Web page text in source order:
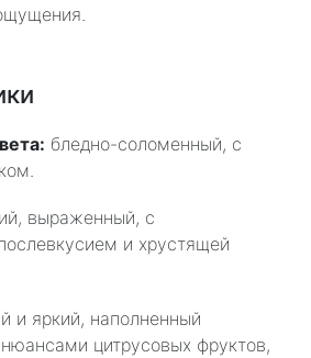
бледно-соломенный, с
выраженный, с
и хрустящей
и яркий, наполненный
цитрусовых фруктов,